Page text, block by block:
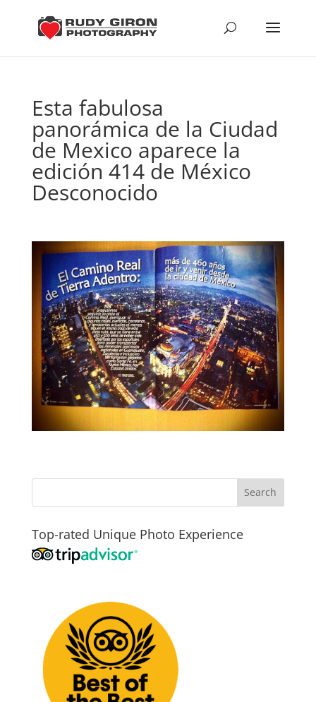
Esta fabulosa
panorámica de la Ciudad
de Mexico aparece la
edición 414 de México
Desconocido
Top-rated Unique Photo Experience